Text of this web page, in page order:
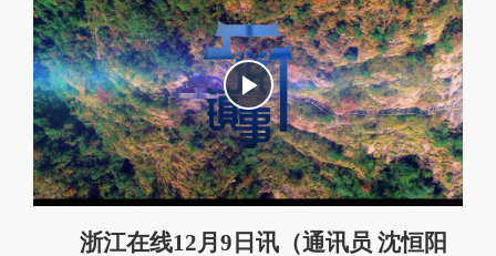
浙江在线12月9日讯（通讯员 沈恒阳